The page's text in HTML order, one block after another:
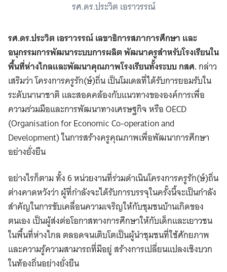
รศ.ดร.ประวิต เอราวรรณ์
รศ.ดร.ประวิต เอราวรรณ์เลขาธิการสภาการศึกษา และ
อนุกรรมการพัฒนาระบบการผลิต พัฒนาครูสำหรับโรงเรียนใน
พื้นที่ห่างไกลและพัฒนาคุณภาพโรงเรียนทั้งระบบ กสศ.กล่าว
เสริมว่า โครงการครูรัก(ษ์)ถิ่น เป็นโมเดลที่ได้รับการยอมรับใน
ระดับนานาชาติ และสอดคล้องกับแนวทางขององค์การเพื่อ
ความร่วมมือและการพัฒนาทางเศรษฐกิจ หรือ OECD
(Organisation for Economic Co-operation and
Development) ในการสร้างครูคุณภาพเพื่อพัฒนาการศึกษา
อย่างยั่งยืน
อย่างไรก็ตาม ทั้ง 6 หน่วยงานที่ร่วมดำเนินโครงการครูรัก(ษ์)ถิ่น
ต่างคาดหวังว่า ผู้ที่กำลังจะได้รับการบรรจุในครั้งนี้จะเป็นกำลัง
สำคัญในการขับเคลื่อนความเจริญให้กับชุมชนบ้านเกิดของ
ตนเอง เป็นผู้ส่งต่อโอกาสทางการศึกษาให้กับเด็กและเยาวชน
ในพื้นที่ห่างไกล ตลอดจนเติบโตเป็นผู้นำชุมชนที่ใช้ศักยภาพ
และความรู้ความสามารถที่มีอยู่ สร้างการเปลี่ยนแปลงเชิงบวก
ในท้องถิ่นอย่างยั่งยืน